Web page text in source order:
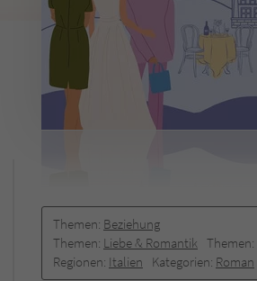
Themen: Beziehung
Themen: Liebe & Romantik Themen:
Regionen: Italien Kategorien: Roman